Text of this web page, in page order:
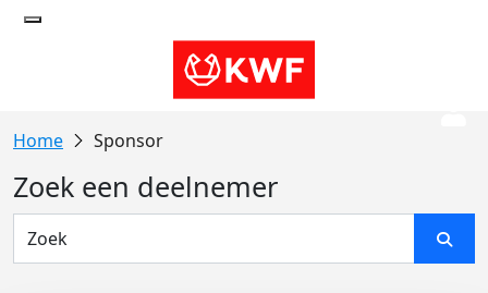
Sponsor
Zoek een deelnemer